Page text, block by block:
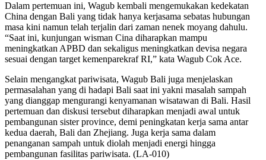
Dalam pertemuan ini, Wagub kembali mengemukakan kedekatan
China dengan Bali yang tidak hanya kerjasama sebatas hubungan
masa kini namun telah terjalin dari zaman nenek moyang dahulu.
“Saat ini, kunjungan wisman Cina diharapkan mampu
meningkatkan APBD dan sekaligus meningkatkan devisa negara
sesuai dengan target kemenparekraf RI,” kata Wagub Cok Ace.
Selain mengangkat pariwisata, Wagub Bali juga menjelaskan
permasalahan yang di hadapi Bali saat ini yakni masalah sampah
yang dianggap mengurangi kenyamanan wisatawan di Bali. Hasil
pertemuan dan diskusi tersebut diharapkan menjadi awal untuk
pembangunan sister province, demi peningkatan kerja sama antar
kedua daerah, Bali dan Zhejiang. Juga kerja sama dalam
penanganan sampah untuk diolah menjadi energi hingga
pembangunan fasilitas pariwisata. (LA-010)